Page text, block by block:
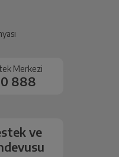
Merkezi
0 888
ve